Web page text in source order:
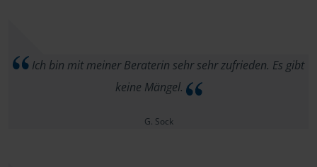
Ich bin mit meiner Beraterin sehr sehr zufrieden. Es gibt
keine Mängel.
G. Sock